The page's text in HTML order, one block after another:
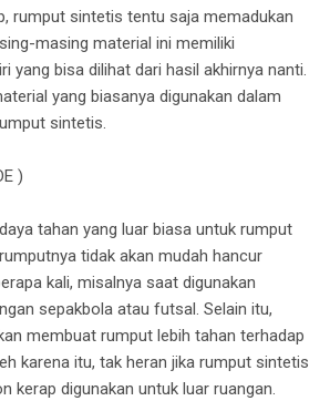
rumput sintetis tentu saja memadukan
masing material ini memiliki
yang bisa dilihat dari hasil akhirnya nanti.
yang biasanya digunakan dalam
sintetis.
)
tahan yang luar biasa untuk rumput
tidak akan mudah hancur
kali, misalnya saat digunakan
sepakbola atau futsal. Selain itu,
membuat rumput lebih tahan terhadap
karena itu, tak heran jika rumput sintetis
kerap digunakan untuk luar ruangan.